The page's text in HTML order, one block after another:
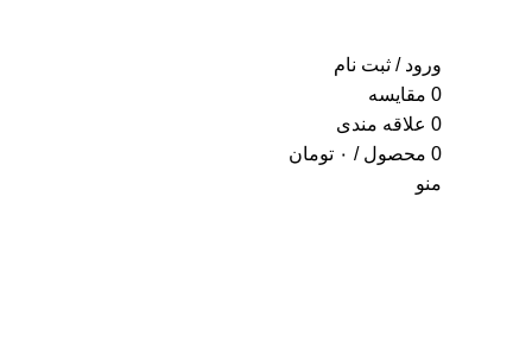
ورود / ثبت نام
0 مقایسه
0 علاقه مندی
0 محصول / ۰ تومان
منو